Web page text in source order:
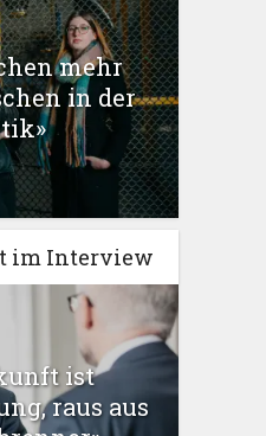
mehr
in der
im Interview
ist
raus aus